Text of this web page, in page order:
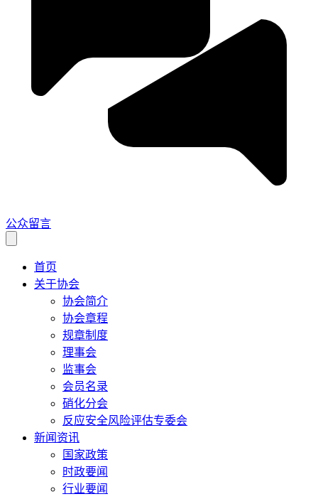
公众留言
首页
关于协会
协会简介
协会章程
规章制度
理事会
监事会
会员名录
硝化分会
反应安全风险评估专委会
新闻资讯
国家政策
时政要闻
行业要闻